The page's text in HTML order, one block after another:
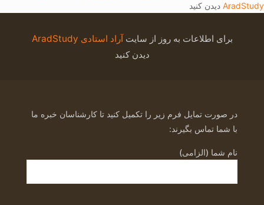
AradStudy دیدن کنید
برای اطلاعات به روز از سایتآراد استادی AradStudy
دیدن کنید
در صورت تمایل فرم زیر را تکمیل کنید تا کارشناسان خبره ما
با شما تماس بگیرند:
نام شما (الزامی)